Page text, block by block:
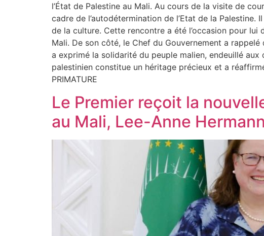
l’État de Palestine au Mali. Au cours de la visite de
cadre de l’autodétermination de l’Etat de la
de la culture. Cette rencontre a été l’occasion pour
Mali. De son côté, le Chef du Gouvernement a
a exprimé la solidarité du peuple malien, endeuillé
palestinien constitue un héritage précieux et a
PRIMATURE
Le Premier reçoit la
au Mali, Lee-Anne Hermann